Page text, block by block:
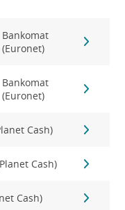
Bankomat
(Euronet)
Bankomat
(Euronet)
Cash)
Cash)
Cash)